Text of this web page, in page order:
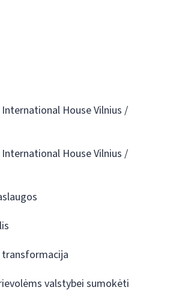
House Vilnius /
House Vilnius /
valstybei sumokėti